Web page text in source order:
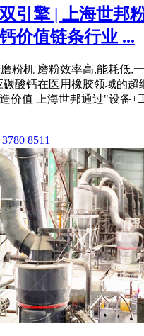
引擎 | 上海世邦
价值链条行业 ...
粉机 磨粉效率高,能耗低,
碳酸钙在医用橡胶领域的超
价值 上海世邦通过"设备+
8511